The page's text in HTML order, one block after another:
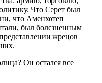
Что Серет был
что Аменхотеп
был болезненным
жрецов
Он остался все